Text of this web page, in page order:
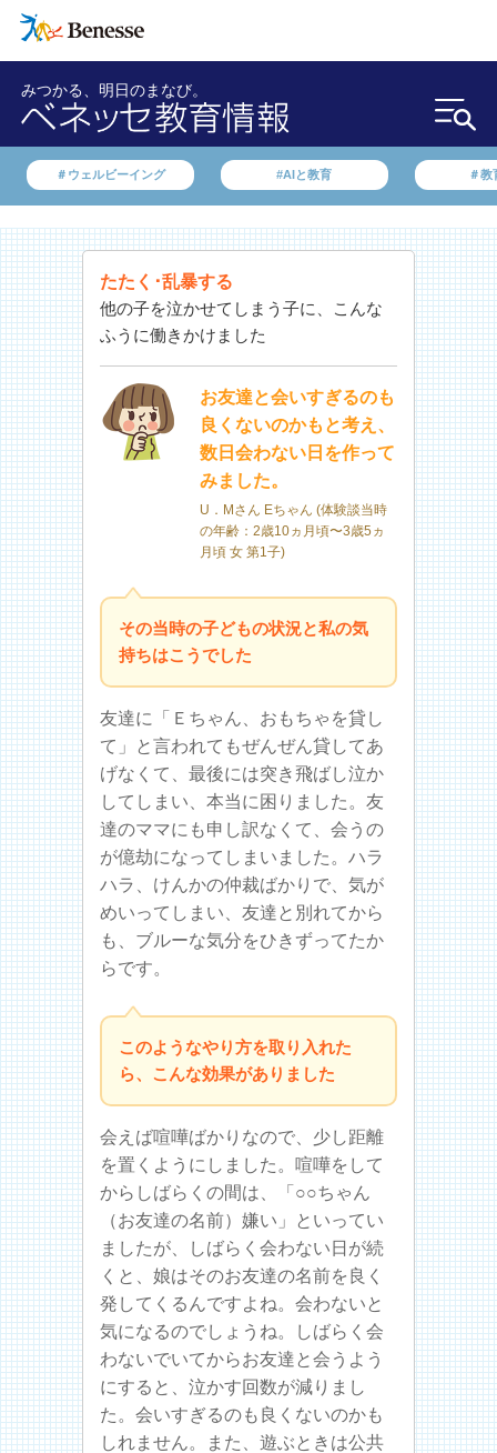
みつかる、明日のまなび。
＃ウェルビーイング #AIと教育 ＃教
たたく･乱暴する
他の子を泣かせてしまう子に、こんな
ふうに働きかけました
お友達と会いすぎるのも
良くないのかもと考え、
数日会わない日を作って
みました。
U．Mさん Eちゃん (体験談当時
の年齢：2歳10ヵ月頃〜3歳5ヵ
月頃 女 第1子)
その当時の子どもの状況と私の気
持ちはこうでした
友達に「Ｅちゃん、おもちゃを貸し
て」と言われてもぜんぜん貸してあ
げなくて、最後には突き飛ばし泣か
してしまい、本当に困りました。友
達のママにも申し訳なくて、会うの
が億劫になってしまいました。ハラ
ハラ、けんかの仲裁ばかりで、気が
めいってしまい、友達と別れてから
も、ブルーな気分をひきずってたか
らです。
このようなやり方を取り入れた
ら、こんな効果がありました
会えば喧嘩ばかりなので、少し距離
を置くようにしました。喧嘩をして
からしばらくの間は、「○○ちゃん
（お友達の名前）嫌い」といってい
ましたが、しばらく会わない日が続
くと、娘はそのお友達の名前を良く
発してくるんですよね。会わないと
気になるのでしょうね。しばらく会
わないでいてからお友達と会うよう
にすると、泣かす回数が減りまし
た。会いすぎるのも良くないのかも
しれません。また、遊ぶときは公共